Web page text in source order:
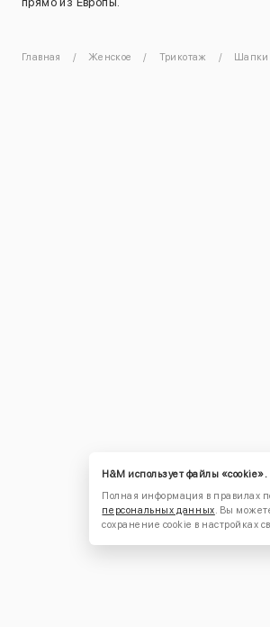
Главная Женское Трикотаж Шапки
H&M использует файлы «cookie».
Полная информация в правилах
персональных данных. Вы
сохранение cookie в настройках